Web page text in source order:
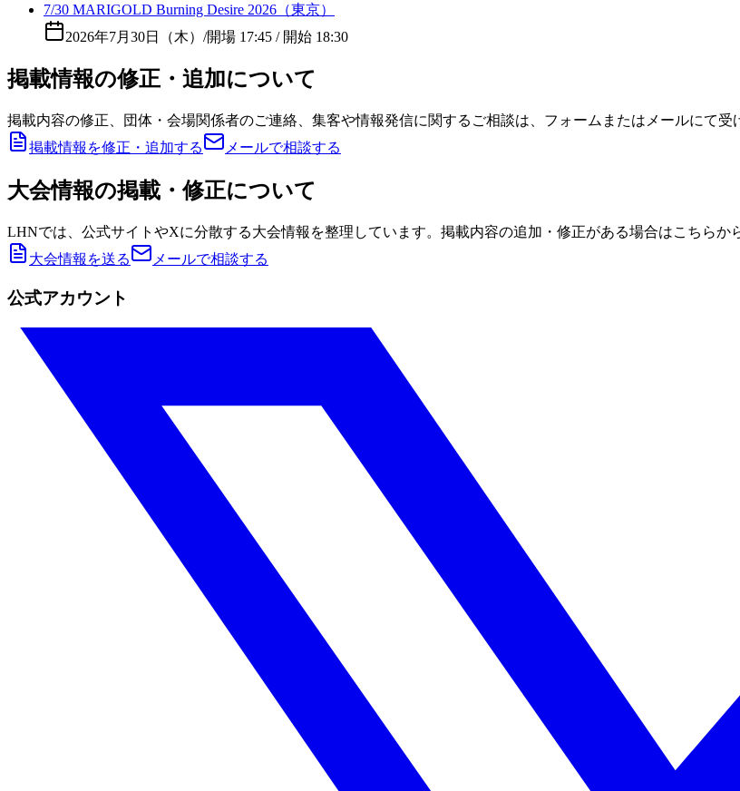
7/30 MARIGOLD Burning Desire 2026（東京）
2026年7月30日（木） /開場 17:45 / 開始 18:30
掲載情報の修正・追加について
掲載内容の修正、団体・会場関係者のご連絡、集客や情報発信に関するご相談は、フォームまたはメールにて受
掲載情報を修正・追加する
メールで相談する
大会情報の掲載・修正について
LHNでは、公式サイトやXに分散する大会情報を整理しています。掲載内容の追加・修正がある場合はこちらか
大会情報を送る
メールで相談する
公式アカウント